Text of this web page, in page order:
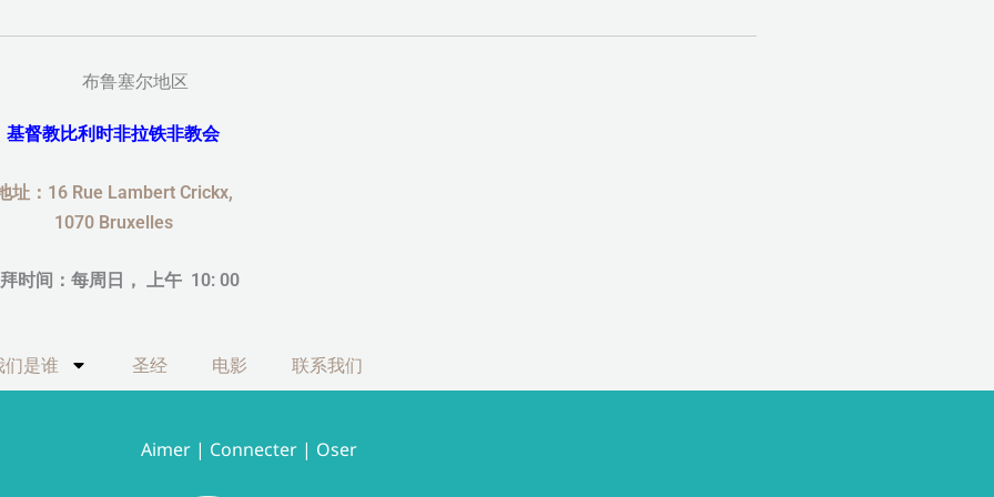
布鲁塞尔地区
基督教比利时非拉铁非教会
址：16 Rue Lambert Crickx,
1070 Bruxelles
时间：每周日， 上午 10: 00
们是谁 圣经 电影 联系我们
Aimer | Connecter | Oser